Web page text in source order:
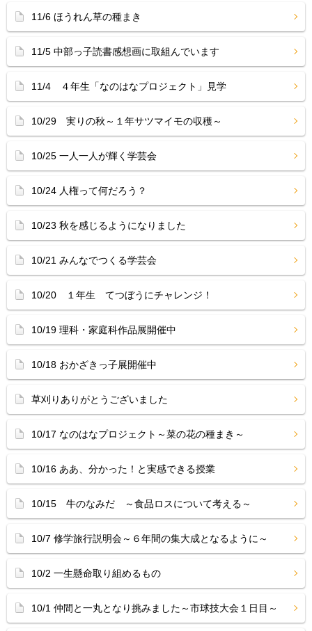
11/6 ほうれん草の種まき
11/5 中部っ子読書感想画に取組んでいます
11/4 ４年生「なのはなプロジェクト」見学
10/29 実りの秋～１年サツマイモの収穫～
10/25 一人一人が輝く学芸会
10/24 人権って何だろう？
10/23 秋を感じるようになりました
10/21 みんなでつくる学芸会
10/20 １年生 てつぼうにチャレンジ！
10/19 理科・家庭科作品展開催中
10/18 おかざきっ子展開催中
草刈りありがとうございました
10/17 なのはなプロジェクト～菜の花の種まき～
10/16 ああ、分かった！と実感できる授業
10/15 牛のなみだ ～食品ロスについて考える～
10/7 修学旅行説明会～６年間の集大成となるように～
10/2 一生懸命取り組めるもの
10/1 仲間と一丸となり挑みました～市球技大会１日目～